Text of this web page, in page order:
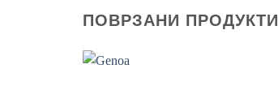
ПОВРЗАНИ ПРОДУКТИ